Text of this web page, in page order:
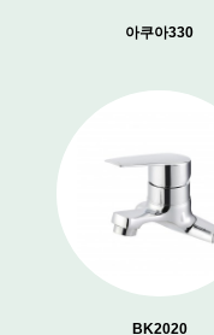
아쿠아330
BK2020